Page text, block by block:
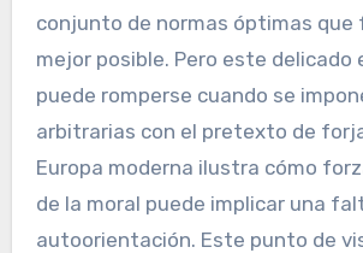
conjunto de normas óptimas que
mejor posible. Pero este delicado
puede romperse cuando se
arbitrarias con el pretexto de
Europa moderna ilustra cómo
de la moral puede implicar una
autoorientación. Este punto de